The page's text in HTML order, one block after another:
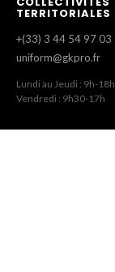
TERRITORIALES
+(33) 3 44 54 97 03
uniform@gkpro.fr
Lundi au Jeudi : 9h-18h
Vendredi : 9h30-17h